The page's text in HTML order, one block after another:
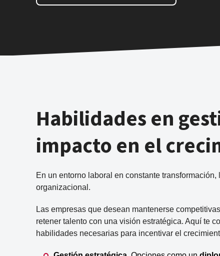
Habilidades en
impacto en el
En un entorno laboral en constante
organizacional.
Las empresas que desean mantenerse
retener talento con una visión estratégica. Aquí te
habilidades necesarias para incentivar el